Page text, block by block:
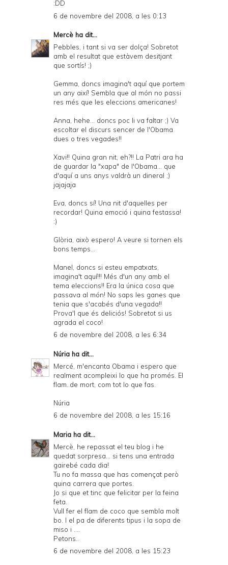
:DD
6 de novembre del 2008, a les 0:13
Mercè ha dit...
Pebbles, i tant si va ser dolça! Sobretot
amb el resultat que estàvem desitjant
que sortís! ;)
Gemma, doncs imagina't aquí que portem
un any així! Sembla que al món no passi
res més que les eleccions americanes!
Anna, hehe... doncs poc li va faltar ;) Va
escoltar el discurs sencer de l'Obama
dues o tres vegades!!
Xavi!! Quina gran nit, eh?!! La Patri ara ha
de guardar la "xapa" de l'Obama... que
d'aquí a uns anys valdrà un dineral ;)
jajajaja
Eva, doncs sí! Una nit d'aquelles per
recordar! Quina emoció i quina festassa!
:)
Glòria, això espero! A veure si tornen els
bons temps...
Manel, doncs si esteu empatxats,
imagina't aquí!!! Més d'un any amb el
tema eleccions!! Era la única cosa que
passava al món! No saps les ganes que
tenia que s'acabés d'una vegada!!
Prova'l que és deliciós! Sobretot si us
agrada el coco!
6 de novembre del 2008, a les 6:34
Núria ha dit...
Mercé, m'encanta Obama i espero que
realment acompleixi lo que ha promés. El
flam..de mort, com tot lo que fas.
Núria
6 de novembre del 2008, a les 15:16
Maria ha dit...
Mercè, he repassat el teu blog i he
quedat sorpresa... si tens una entrada
gairebé cada dia!
Tu no fa massa que has començat però
quina carrera que portes.
Jo si que et tinc que felicitar per la feina
feta.
Vull fer el flam de coco que sembla molt
bo. I el pa de diferents tipus i la sopa de
miso i ....
Petons..
6 de novembre del 2008, a les 15:23